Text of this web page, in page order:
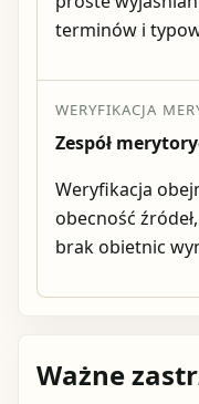
terminów i
WERYFIKACJA
Zespół
Weryfikacja
obecność
brak obietnic
Ważne